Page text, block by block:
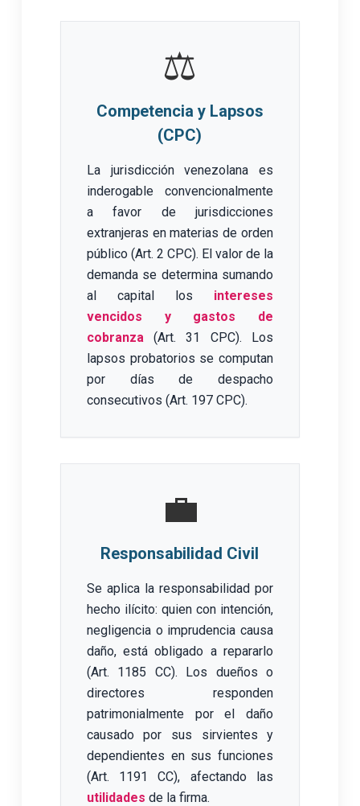
⚖️
Competencia y Lapsos
(CPC)
La jurisdicción venezolana es
inderogable convencionalmente
a favor de jurisdicciones
extranjeras en materias de orden
público (Art. 2 CPC). El valor de la
demanda se determina sumando
al capital los intereses
vencidos y gastos de
cobranza(Art. 31 CPC). Los
lapsos probatorios se computan
por días de despacho
consecutivos (Art. 197 CPC).
💼
Responsabilidad Civil
Se aplica la responsabilidad por
hecho ilícito: quien con intención,
negligencia o imprudencia causa
daño, está obligado a repararlo
(Art. 1185 CC). Los dueños o
directores responden
patrimonialmente por el daño
causado por sus sirvientes y
dependientes en sus funciones
(Art. 1191 CC), afectando las
utilidades de la firma.